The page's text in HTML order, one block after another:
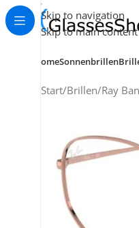
Skip to navigation
Skip to main content
HomeSonnenbrillen
Start/Brillen/Ray Ban